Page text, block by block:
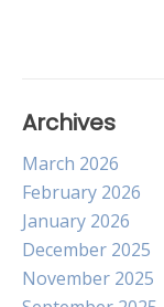
Archives
March 2026
February 2026
January 2026
December 2025
November 2025